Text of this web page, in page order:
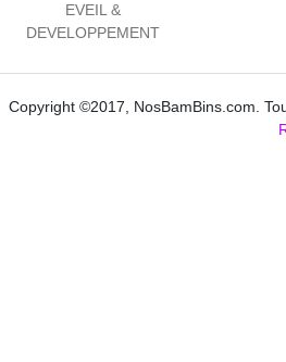
EVEIL &
DEVELOPPEMENT
Copyright ©2017, NosBamBins.com.